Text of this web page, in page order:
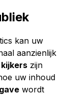
kan uw
aanzienlijk
zijn
uw inhoud
wordt